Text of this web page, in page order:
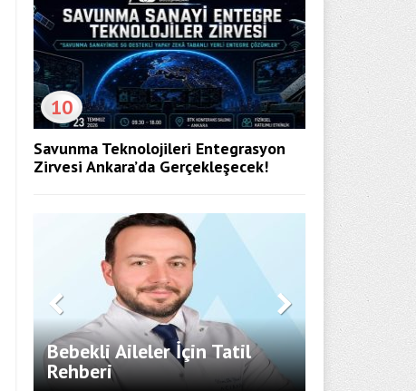
10
Savunma Teknolojileri Entegrasyon
Zirvesi Ankara’da Gerçekleşecek!
Bebekli Aileler İçin Tatil
Rehberi
Döner